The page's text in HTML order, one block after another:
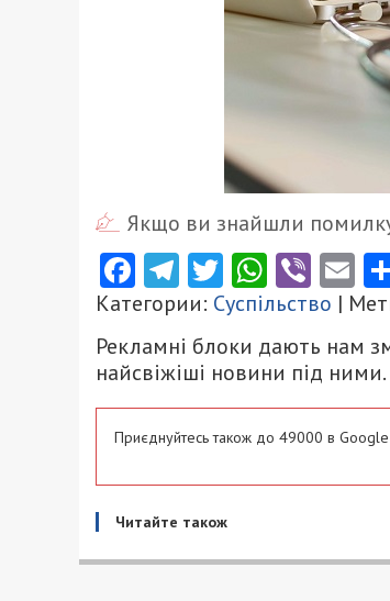
Якщо ви знайшли
Facebook
Telegram
TwitterViber
Категории: Суспільство |
Рекламні блоки дають нам
найсвіжіші новини під ними.
Приєднуйтесь також до 49000 в Google
Читайте також